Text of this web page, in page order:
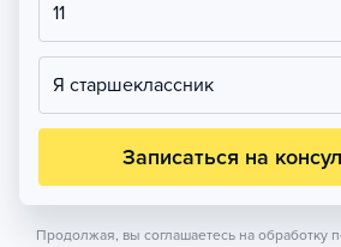
11
Я старшеклассник
Записаться на
Продолжая, вы соглашаетесь на обработку